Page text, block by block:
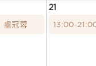
21
盧冠蓉 13:00-